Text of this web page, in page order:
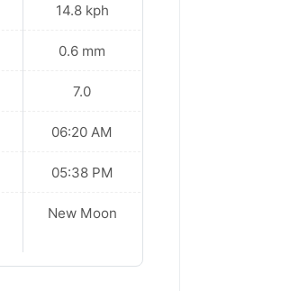
14.8 kph
0.6 mm
7.0
06:20 AM
05:38 PM
New Moon